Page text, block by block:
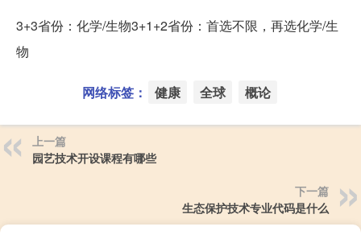
3+3省份：化学/生物3+1+2省份：首选不限，再选化学/生
物
网络标签： 健康 全球 概论
上一篇
园艺技术开设课程有哪些
下一篇
生态保护技术专业代码是什么